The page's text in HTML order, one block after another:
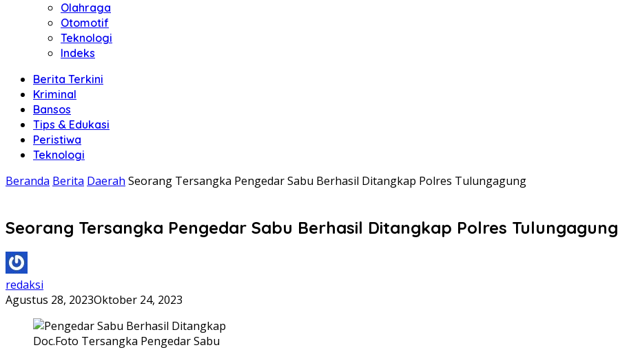
Olahraga
Otomotif
Teknologi
Indeks
Berita Terkini
Kriminal
Bansos
Tips & Edukasi
Peristiwa
Teknologi
Beranda Berita Daerah Seorang Tersangka Pengedar Sabu Berhasil Ditangkap Polres Tulungagung
Seorang Tersangka Pengedar Sabu Berhasil Ditangkap Polres Tulungagung
redaksi
Agustus 28, 2023Oktober 24, 2023
Doc.Foto Tersangka Pengedar Sabu